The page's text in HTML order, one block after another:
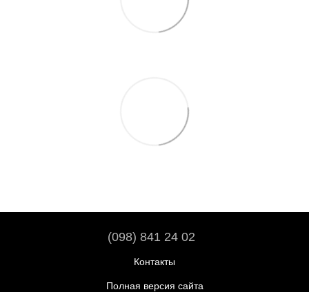
(098) 841 24 02
Контакты
Полная версия сайта